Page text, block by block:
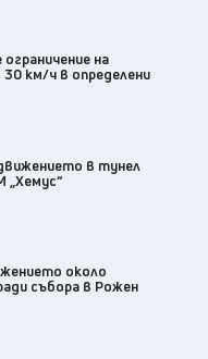
на
км/ч в определени
в тунел
„Хемус“
около
събора в Рожен